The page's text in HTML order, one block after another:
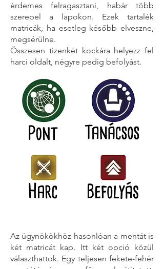
érdemes felragasztani, habár több
szerepel a lapokon. Ezek tartalék
matricák, ha esetleg később elveszne,
megsérülne.
Összesen tizenkét kockára helyezz fel
harci oldalt, négyre pedig befolyást.
Az ügynökökhöz hasonlóan a mentát is
két matricát kap. Itt két opció közül
választhattok. Egy teljesen fekete-fehér